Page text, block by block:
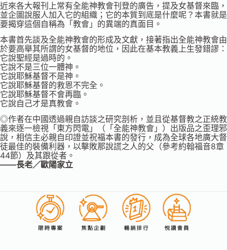
近來各大報刊上常有全能神教會刊登的廣告，提及女基督來臨，
並企圖說服人加入它的組織；它的本質到底是什麼呢？本書就是
要揭穿這個自稱為「教會」的異端的真面目。
本書首先談及全能神教會的形成及文獻，接著指出全能神教會由
於要高舉其所謂的女基督的地位，因此在基本教義上生發錯謬：
它說聖經是過時的。
它說不是三位一體神。
它說耶穌基督不是神。
它說耶穌基督的救恩不完全。
它說耶穌基督不會再臨。
它說自己才是真教會。
◎作者在中國透過親自訪談之研究剖析，並且從基督教之正統教
義來逐一檢視「東方閃電」（「全能神教會」）出版品之歪理邪
說，相信主必親自印證並祝福本書的發行，成為全球各地廣大督
徒最佳的裝備利器，以擊敗那說謊之人的父（參考約翰福音8章
44節）及其跟從者。
——長老／歐陽家立